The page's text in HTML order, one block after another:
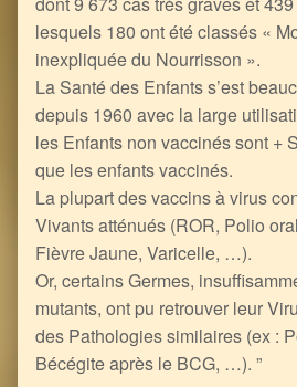
lesquels 180 ont été classés «
inexpliquée du Nourrisson ».
La Santé des Enfants s’est
depuis 1960 avec la large
les Enfants non vaccinés sont +
que les enfants vaccinés.
La plupart des vaccins à virus
Vivants atténués (ROR, Polio
Fièvre Jaune, Varicelle, …).
Or, certains Germes,
mutants, ont pu retrouver leur
des Pathologies similaires (ex :
Bécégite après le BCG, …). ”